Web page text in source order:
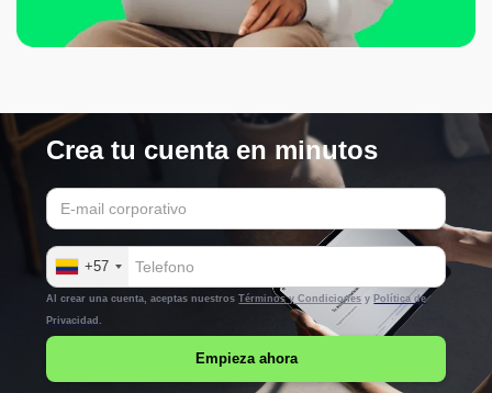
Crea tu cuenta en minutos
+57
Al crear una cuenta, aceptas nuestrosTérminos y Condiciones y Política de
Privacidad.